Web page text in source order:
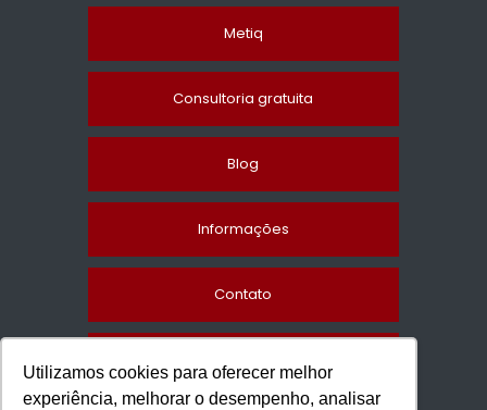
Utilizamos cookies para oferecer melhor
experiência, melhorar o desempenho, analisar
Metiq
Consultoria gratuita
Blog
Informações
Contato